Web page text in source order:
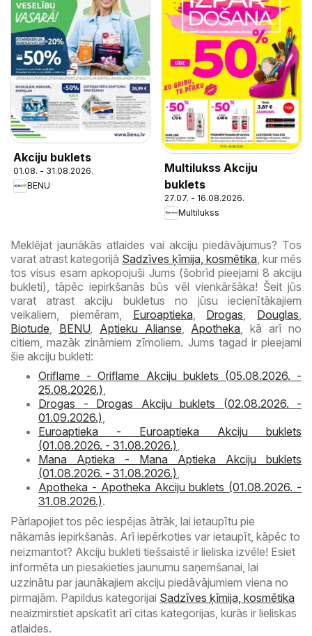
Akciju buklets
01.08. - 31.08.2026.
BENU
Multilukss Akciju
buklets
27.07. - 16.08.2026.
Multilukss
Meklējat jaunākās atlaides vai akciju piedāvājumus? Tos
varat atrast kategorijā Sadzīves ķīmija, kosmētika , kur mēs
tos visus esam apkopojuši Jums (šobrīd pieejami 8 akciju
bukleti), tāpēc iepirkšanās būs vēl vienkāršāka! Šeit jūs
varat atrast akciju bukletus no jūsu iecienītākajiem
veikaliem, piemēram, Euroaptieka, Drogas Douglas
Biotude
BENU, Aptieku Alianse Apotheka , kā arī no
citiem, mazāk zināmiem zīmoliem. Jums tagad ir pieejami
šie akciju bukleti:
Oriflame - Oriflame Akciju buklets (05.08.2026. -
25.08.2026.)
Drogas - Drogas Akciju buklets (02.08.2026. -
01.09.2026.)
Euroaptieka - Euroaptieka Akciju buklets
(01.08.2026. - 31.08.2026.)
Mana Aptieka - Mana Aptieka Akciju buklets
(01.08.2026. - 31.08.2026.)
Apotheka - Apotheka Akciju buklets (01.08.2026. -
31.08.2026.).
Pārlapojiet tos pēc iespējas ātrāk, lai ietaupītu pie
nākamās iepirkšanās. Arī iepērkoties var ietaupīt, kāpēc to
neizmantot? Akciju bukleti tiešsaistē ir lieliska izvēle! Esiet
informēta un piesakieties jaunumu saņemšanai, lai
uzzinātu par jaunākajiem akciju piedāvājumiem viena no
pirmajām. Papildus kategorijai Sadzīves ķīmija, kosmētika
neaizmirstiet apskatīt arī citas kategorijas, kurās ir lieliskas
atlaides.